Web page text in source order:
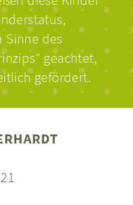
Sinne des
geachtet,
gefördert.